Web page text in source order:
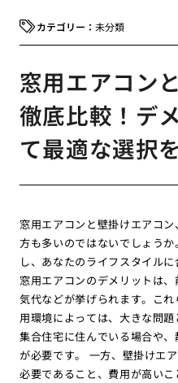
未分類
窓用エアコン
徹底比較！デ
て最適な選択を
窓用エアコンと壁掛けエアコ
方も多いのではないでしょう
し、あなたのライフスタイル
窓用エアコンのデメリットは
気代などが挙げられます。こ
用環境によっては、大きな問題
集合住宅に住んでいる場合や
が必要です。 一方、壁掛けエ
必要であること、費用が高い